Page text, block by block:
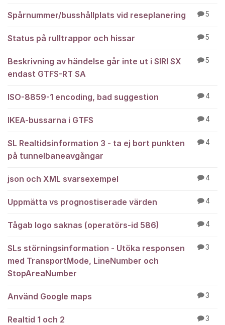
Spårnummer/busshållplats vid reseplanering 5
Status på rulltrappor och hissar 5
Beskrivning av händelse går inte ut i SIRI SX
endast GTFS-RT SA
5
ISO-8859-1 encoding, bad suggestion 4
IKEA-bussarna i GTFS 4
SL Realtidsinformation 3 - ta ej bort punkten
på tunnelbaneavgångar
4
json och XML svarsexempel 4
Uppmätta vs prognostiserade värden 4
Tågab logo saknas (operatörs-id 586) 4
SLs störningsinformation - Utöka responsen
med TransportMode, LineNumber och
StopAreaNumber
3
Använd Google maps 3
Realtid 1 och 2 3